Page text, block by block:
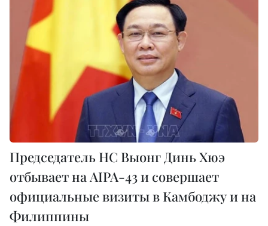
Председатель НС Выонг Динь Хюэ
отбывает на AIPA-43 и совершает
официальные визиты в Камбоджу и на
Филиппины